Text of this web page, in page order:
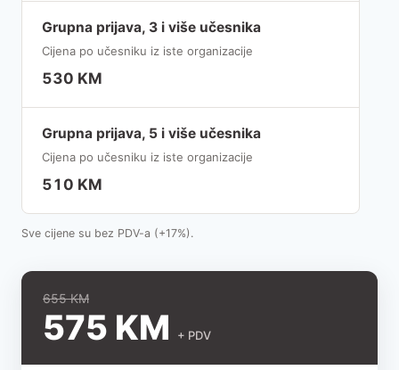
Grupna prijava, 3 i više učesnika
Cijena po učesniku iz iste organizacije
530 KM
Grupna prijava, 5 i više učesnika
Cijena po učesniku iz iste organizacije
510 KM
Sve cijene su bez PDV-a (+17%).
655 KM
575 KM + PDV